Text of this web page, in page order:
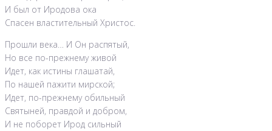
И был от Иродова ока
Спасен властительный Христос.
Прошли века… И Он распятый,
Но все по-прежнему живой
Идет, как истины глашатай,
По нашей пажити мирской;
Идет, по-прежнему обильный
Святыней, правдой и добром,
И не поборет Ирод сильный